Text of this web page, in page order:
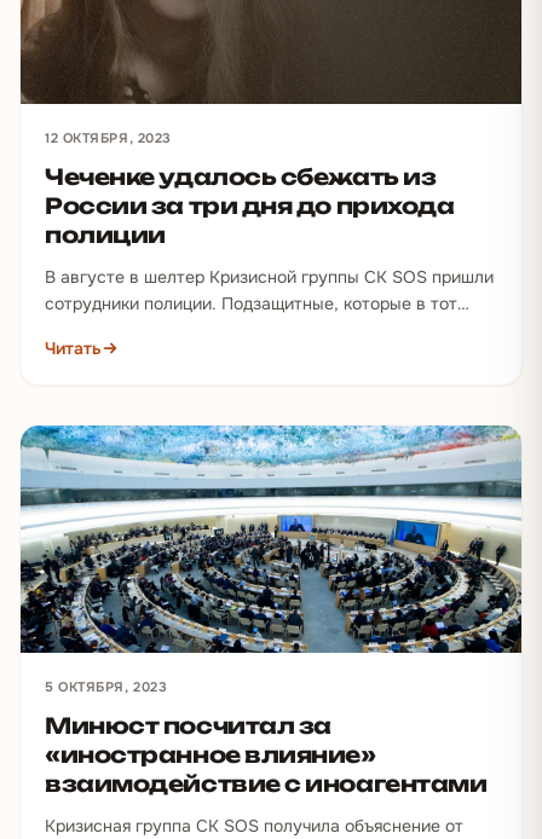
12 ОКТЯБРЯ, 2023
Чеченке удалось сбежать из
России за три дня до прихода
полиции
В августе в шелтер Кризисной группы СК SOS пришли
сотрудники полиции. Подзащитные, которые в тот
полицейским.…
Читать
5 ОКТЯБРЯ, 2023
Минюст посчитал за
«иностранное влияние»
взаимодействие с иноагентами
Кризисная группа СК SOS получила объяснение от